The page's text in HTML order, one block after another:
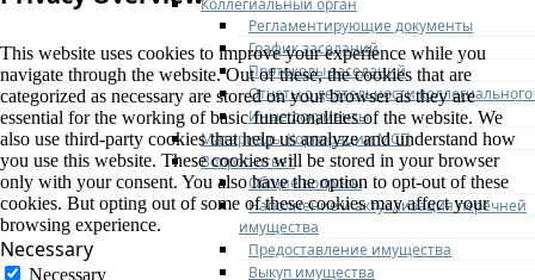
Регламентирующие документы
График заседаний
Протоколы заседаний
Отчеты о деятельности
Иные документы
Материалы Корпорации МСП
Вопрос-ответ
Общие вопросы
Наполнение и актуализация перечней
имущества
Предоставление имущества
Выкуп имущества
This website uses cookies to improve your experience while you
navigate through the website. Out of these, the cookies that are
categorized as necessary are stored on your browser as they are
essential for the working of basic functionalities of the website. We
also use third-party cookies that help us analyze and understand how
you use this website. These cookies will be stored in your browser
only with your consent. You also have the option to opt-out of these
cookies. But opting out of some of these cookies may affect your
browsing experience.
Necessary
Necessary